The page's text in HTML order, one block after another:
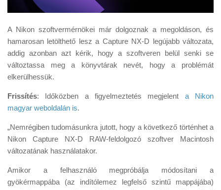
A Nikon szoftvermérnökei már dolgoznak a megoldáson, és
hamarosan letölthető lesz a Capture NX-D legújabb változata,
addig azonban azt kérik, hogy a szoftveren belül senki se
változtassa meg a könyvtárak nevét, hogy a problémát
elkerülhessük.
Frissítés: Időközben a figyelmeztetés megjelent a Nikon
magyar weboldalán is.
„Nemrégiben tudomásunkra jutott, hogy a következő történhet a
Nikon Capture NX-D RAW-feldolgozó szoftver Macintosh
változatának használatakor.
Amikor a felhasználó megpróbálja módosítani a
gyökérmappába (az indítólemez legfelső szintű mappájába)